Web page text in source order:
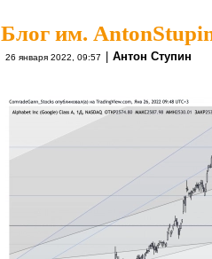
Блог им.
26 января 2022, 09:57 Антон Ступин